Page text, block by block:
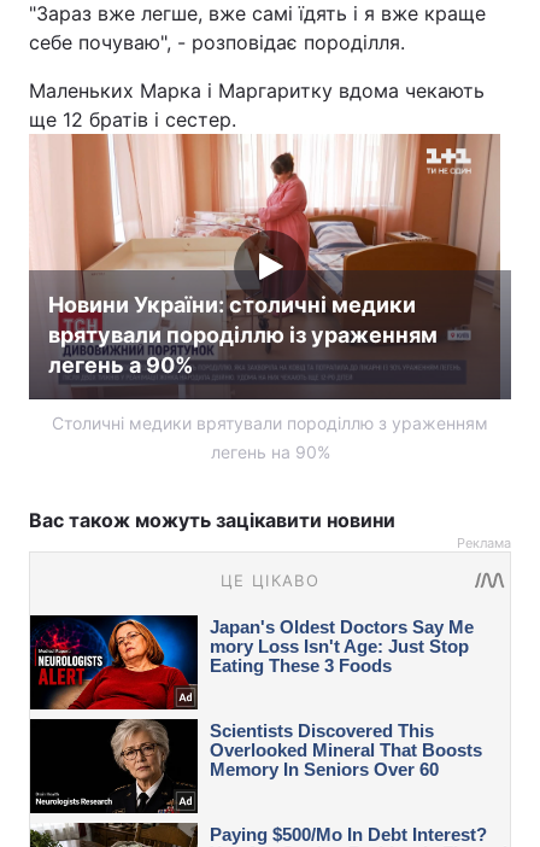
"Зараз вже легше, вже самі їдять і я вже краще
себе почуваю", - розповідає породілля.
Маленьких Марка і Маргаритку вдома чекають
ще 12 братів і сестер.
Новини України: столичні медики
врятували породіллю із ураженням
легень а 90%
Столичні медики врятували породіллю з ураженням
легень на 90%
Вас також можуть зацікавити новини
Реклама